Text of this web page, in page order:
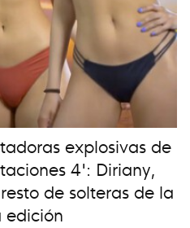
explosivas de
4': Diriany,
de solteras de la
edición